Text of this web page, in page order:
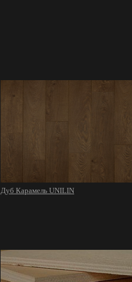
Дуб Карамель UNILIN